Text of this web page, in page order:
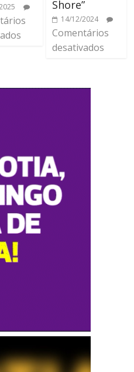
Shore”
14/12/2024
Comentários
desativados